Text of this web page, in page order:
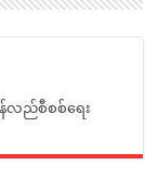
န်လည်စီစစ်ရေး